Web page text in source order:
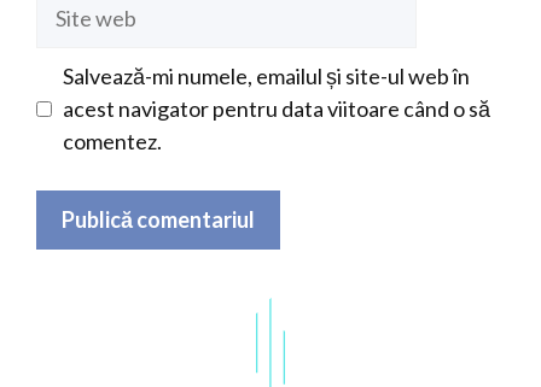
Salvează-mi numele, emailul și site-ul web în
acest navigator pentru data viitoare când o să
comentez.